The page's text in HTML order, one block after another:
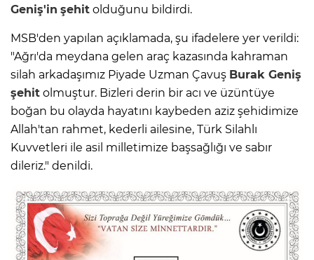
Geniş'in şehit olduğunu bildirdi.
MSB'den yapılan açıklamada, şu ifadelere yer verildi:
"Ağrı'da meydana gelen araç kazasında kahraman
silah arkadaşımız Piyade Uzman Çavuş Burak Geniş
şehit olmuştur. Bizleri derin bir acı ve üzüntüye
boğan bu olayda hayatını kaybeden aziz şehidimize
Allah'tan rahmet, kederli ailesine, Türk Silahlı
Kuvvetleri ile asil milletimize başsağlığı ve sabır
dileriz." denildi.